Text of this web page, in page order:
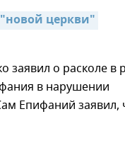
церкви"
заявил о расколе в
в нарушении
Епифаний заявил,